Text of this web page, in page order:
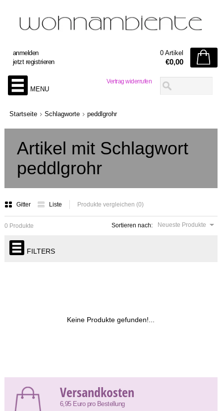
Vertrag widerrufen
anmelden
jetzt registrieren
0 Artikel
€0,00
MENU
Startseite Schlagworte peddlgrohr
Artikel mit Schlagwort
peddlgrohr
Gitter Liste Produkte vergleichen (0)
Sortieren nach: Neueste Produkte
0 Produkte
FILTERS
Keine Produkte gefunden!...
Versandkosten
6,95 Euro pro Bestellung